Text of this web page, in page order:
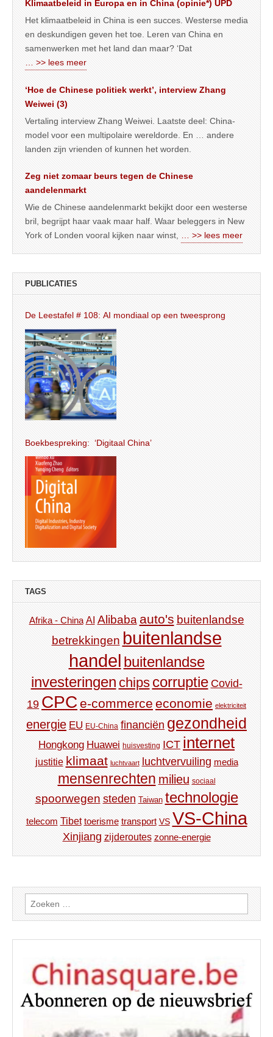
Klimaatbeleid in Europa en in China (opinie*) UPD
Het klimaatbeleid in China is een succes. Westerse media
en deskundigen geven het toe. Leren van China en
samenwerken met het land dan maar? ‘Dat
… >> lees meer
‘Hoe de Chinese politiek werkt’, interview Zhang
Weiwei (3)
Vertaling interview Zhang Weiwei. Laatste deel: China-
model voor een multipolaire wereldorde. En … andere
landen zijn vrienden of kunnen het worden.
Zeg niet zomaar beurs tegen de Chinese
aandelenmarkt
Wie de Chinese aandelenmarkt bekijkt door een westerse
bril, begrijpt haar vaak maar half. Waar beleggers in New
York of Londen vooral kijken naar winst,
… >> lees meer
PUBLICATIES
De Leestafel # 108: AI mondiaal op een tweesprong
Boekbespreking: ‘Digitaal China’
TAGS
Afrika - China AI Alibaba auto's buitenlandse
betrekkingen buitenlandse
handel buitenlandse
investeringen chips corruptie Covid-
19 CPC e-commerce economie elektriciteit
energie EU EU-China financiën gezondheid
Hongkong Huawei huisvesting ICT internet
justitie klimaat luchtvaart luchtvervuiling media
mensenrechten milieu sociaal
spoorwegen steden Taiwan technologie
telecom Tibet toerisme transport VS VS-China
Xinjiang zijderoutes zonne-energie
Zoeken
naar: